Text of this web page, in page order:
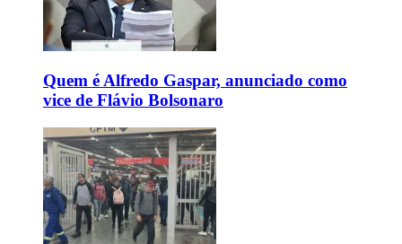
Quem é Alfredo Gaspar, anunciado como
vice de Flávio Bolsonaro